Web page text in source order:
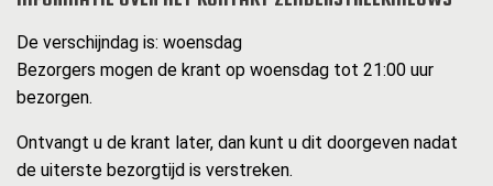
De verschijndag is: woensdag
Bezorgers mogen de krant op woensdag tot 21:00 uur
bezorgen.
Ontvangt u de krant later, dan kunt u dit doorgeven nadat
de uiterste bezorgtijd is verstreken.